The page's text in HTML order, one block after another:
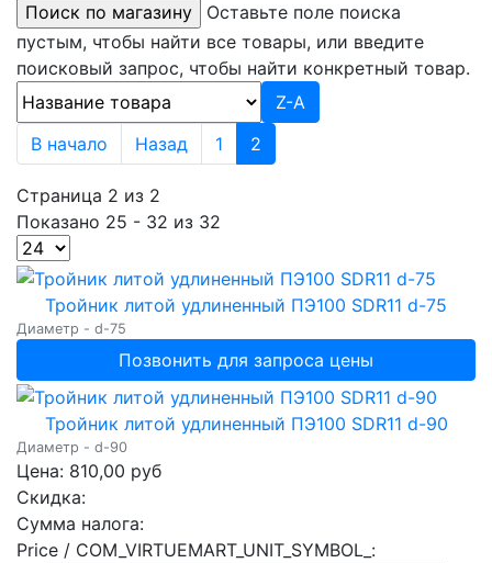
Тройник литой удлиненный ПЭ100 SDR11 d-75
Диаметр - d-75
Позвонить для запроса цены
Тройник литой удлиненный ПЭ100 SDR11 d-90
Диаметр - d-90
Цена: 810,00 руб
Скидка:
Сумма налога:
Price / COM_VIRTUEMART_UNIT_SYMBOL_:
Оставьте поле поиска
пустым, чтобы найти все товары, или введите
поисковый запрос, чтобы найти конкретный товар.
Z-A
В начало
Назад 1 2
Страница 2 из 2
Показано 25 - 32 из 32